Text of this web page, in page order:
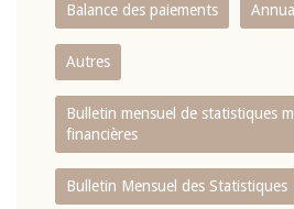
Balance des paiements
Autres
Bulletin mensuel de statistiques
financières
Bulletin Mensuel des Statistiques